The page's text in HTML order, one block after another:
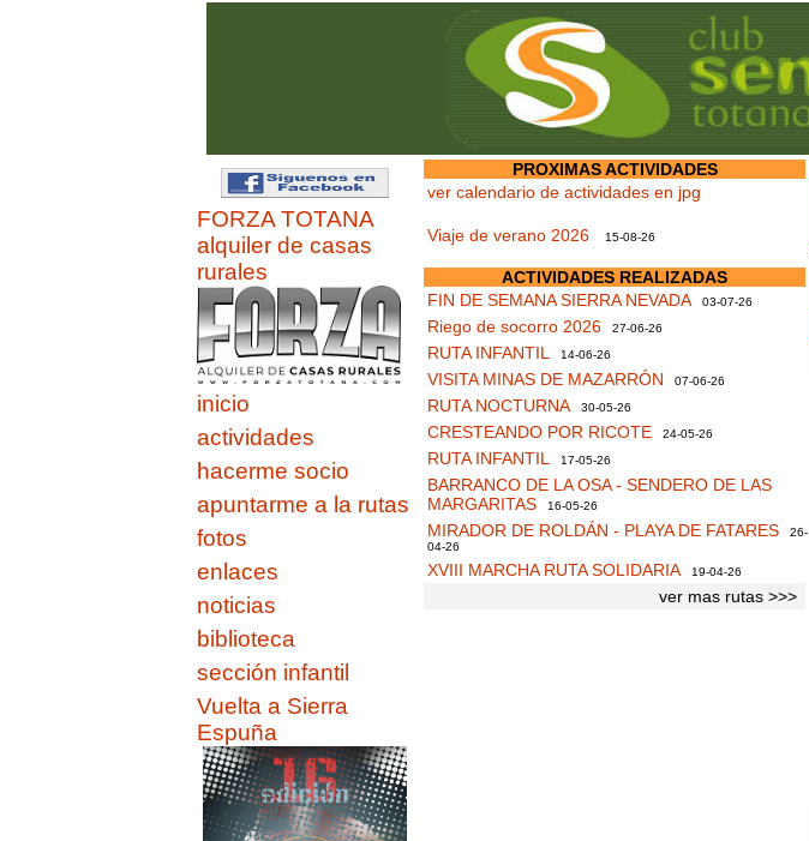
FORZA TOTANA
alquiler de casas
rurales
inicio
actividades
hacerme socio
apuntarme a la rutas
fotos
enlaces
noticias
biblioteca
sección infantil
Vuelta a Sierra
Espuña
PROXIMAS ACTIVIDADES
ver calendario de actividades en jpg
Viaje de verano 2026 15-08-26
ACTIVIDADES REALIZADAS
FIN DE SEMANA SIERRA NEVADA 03-07-26
Riego de socorro 2026 27-06-26
RUTA INFANTIL 14-06-26
VISITA MINAS DE MAZARRÓN 07-06-26
RUTA NOCTURNA 30-05-26
CRESTEANDO POR RICOTE 24-05-26
RUTA INFANTIL 17-05-26
BARRANCO DE LA OSA - SENDERO DE LAS
MARGARITAS 16-05-26
MIRADOR DE ROLDÁN - PLAYA DE FATARES 26-
04-26
XVIII MARCHA RUTA SOLIDARIA 19-04-26
ver mas rutas >>>